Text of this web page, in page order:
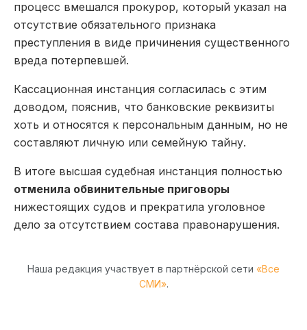
процесс вмешался прокурор, который указал на
отсутствие обязательного признака
преступления в виде причинения существенного
вреда потерпевшей.
Кассационная инстанция согласилась с этим
доводом, пояснив, что банковские реквизиты
хоть и относятся к персональным данным, но не
составляют личную или семейную тайну.
В итоге высшая судебная инстанция полностью
отменила обвинительные приговоры
нижестоящих судов и прекратила уголовное
дело за отсутствием состава правонарушения.
Наша редакция участвует в партнёрской сети «Все
СМИ».